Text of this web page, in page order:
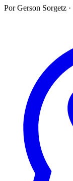
PorGerson Sorgetz ·